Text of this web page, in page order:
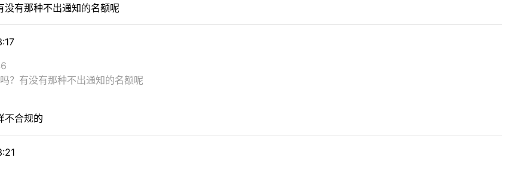
没有那种不出通知的名额呢
？有没有那种不出通知的名额呢
不合规的